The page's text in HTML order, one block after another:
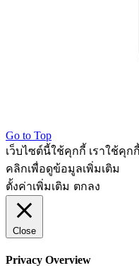
Go to Top
เว็บไซต์นี้ใช้คุกกี้ เราใช้คุ
คลิกเพื่อดูข้อมูลเพิ่มเติม
ตั้งค่าเพิ่มเติม ตกลง
Close
Privacy Overview